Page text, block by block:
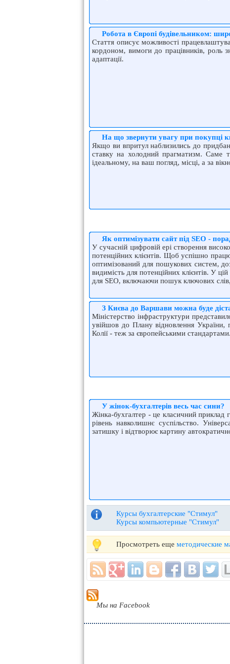
Робота в Європі будівельником:
Стаття описує можливості
кордоном, вимоги до працівників, роль
адаптації.
На що звернути увагу при покупці
Якщо ви впритул наблизились до
ставку на холодний прагматизм. Саме
ідеальному, на ваш погляд, місці, а за
Як оптимізувати сайт під SEO -
У сучасній цифровій ері створення
потенційних клієнтів. Щоб успішно
оптимізований для пошукових систем,
видимість для потенційних клієнтів. У
для SEO, включаючи пошук ключових
З Києва до Варшави можна буде
Міністерство інфраструктури
увійшов до Плану відновлення України,
Колії - теж за європейськими
У жінок-бухгалтерів весь час сини?
Жінка-бухгалтер - це класичний приклад
рівень навколишнє суспільство.
затишку і відтворює картину
Курсы бухгалтерские "Стимул"
Курсы компьютерные "Стимул"
Просмотреть еще методические
Мы на Facebook